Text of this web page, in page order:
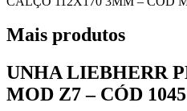
Mais produtos
UNHA LIEBHERR
MOD Z7 – CÓD